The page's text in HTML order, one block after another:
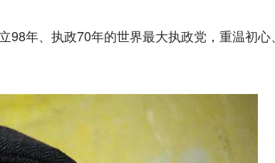
年、执政70年的世界最大执政党，重温初心、